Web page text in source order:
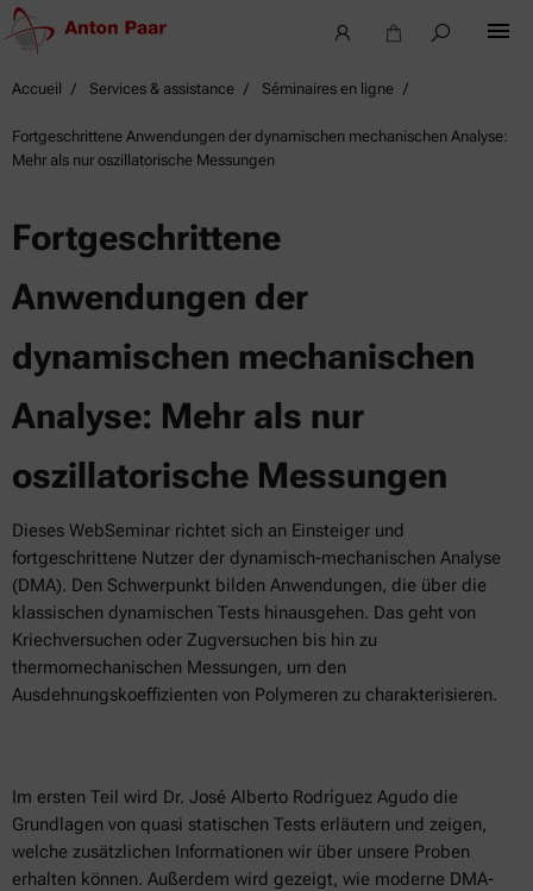
Accueil Services & assistance Séminaires en ligne
Fortgeschrittene Anwendungen der dynamischen mechanischen Analyse:
Mehr als nur oszillatorische Messungen
Fortgeschrittene
Anwendungen der
dynamischen mechanischen
Analyse: Mehr als nur
oszillatorische Messungen
Dieses WebSeminar richtet sich an Einsteiger und
fortgeschrittene Nutzer der dynamisch-mechanischen Analyse
(DMA). Den Schwerpunkt bilden Anwendungen, die über die
klassischen dynamischen Tests hinausgehen. Das geht von
Kriechversuchen oder Zugversuchen bis hin zu
thermomechanischen Messungen, um den
Ausdehnungskoeffizienten von Polymeren zu charakterisieren.
Im ersten Teil wird Dr. José Alberto Rodríguez Agudo die
Grundlagen von quasi statischen Tests erläutern und zeigen,
welche zusätzlichen Informationen wir über unsere Proben
erhalten können. Außerdem wird gezeigt, wie moderne DMA-